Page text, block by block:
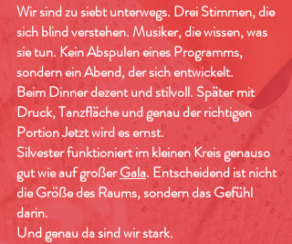
Wir sind zu siebt unterwegs. Drei Stimmen, die
sich blind verstehen. Musiker, die wissen, was
sie tun. Kein Abspulen eines Programms,
sondern ein Abend, der sich entwickelt.
Beim Dinner dezent und stilvoll. Später mit
Druck, Tanzfläche und genau der richtigen
Portion Jetzt wird es ernst.
Silvester funktioniert im kleinen Kreis genauso
gut wie auf großerGala. Entscheidend ist nicht
die Größe des Raums, sondern das Gefühl
darin.
Und genau da sind wir stark.